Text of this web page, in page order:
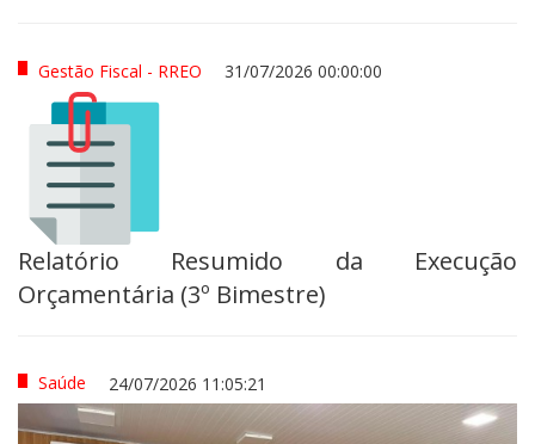
Gestão Fiscal - RREO 31/07/2026 00:00:00
Relatório Resumido da Execução
Orçamentária (3º Bimestre)
Saúde 24/07/2026 11:05:21